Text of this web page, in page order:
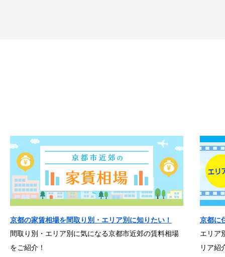
京都の家賃相場を間取り別・エリア別に知りたい！
間取り別・エリア別に気になる京都市近郊の賃料相場
をご紹介！
京都に
エリア
リア紹